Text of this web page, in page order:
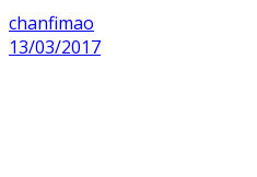
chanfimao
13/03/2017